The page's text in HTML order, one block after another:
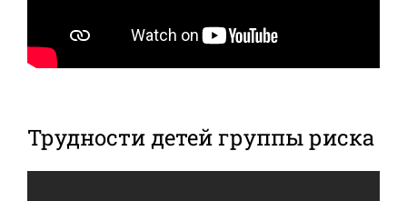
Трудности детей группы риска